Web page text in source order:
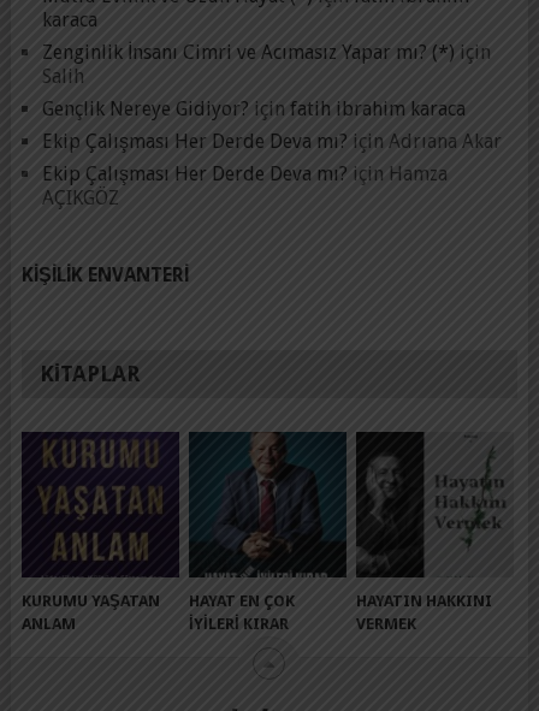
karaca
Zenginlik İnsanı Cimri ve Acımasız Yapar mı? (*) için
Salih
Gençlik Nereye Gidiyor? için fatih ibrahim karaca
Ekip Çalışması Her Derde Deva mı? için Adrıana Akar
Ekip Çalışması Her Derde Deva mı? için Hamza
AÇIKGÖZ
KIŞILIK ENVANTERI
KITAPLAR
KURUMU YAŞATAN
ANLAM
HAYAT EN ÇOK
İYILERI KIRAR
HAYATIN HAKKINI
VERMEK